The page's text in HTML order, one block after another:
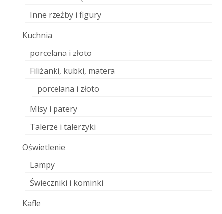
Inne rzeźby i figury
Kuchnia
porcelana i złoto
Filiżanki, kubki, matera
porcelana i złoto
Misy i patery
Talerze i talerzyki
Oświetlenie
Lampy
Świeczniki i kominki
Kafle